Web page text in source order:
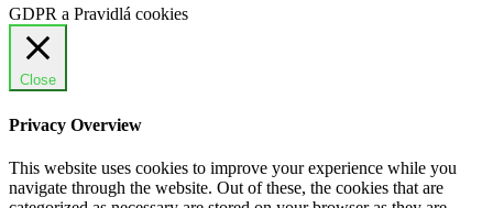
GDPR a Pravidlá cookies
Close
Privacy Overview
This website uses cookies to improve your experience while you
navigate through the website. Out of these, the cookies that are